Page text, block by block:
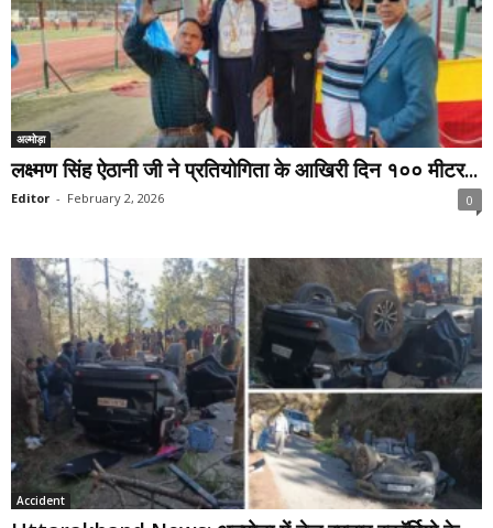
अल्मोड़ा
लक्ष्मण सिंह ऐठानी जी ने प्रतियोगिता के आखिरी दिन ‌१०० मीटर‌...
Editor - February 2, 2026 0
Accident